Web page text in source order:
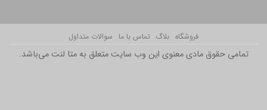
فروشگاه بلاگ تماس با ما سوالات متداول
تمامی حقوق مادی معنوی این وب سایت متعلق به متا لنت می‌باشد.